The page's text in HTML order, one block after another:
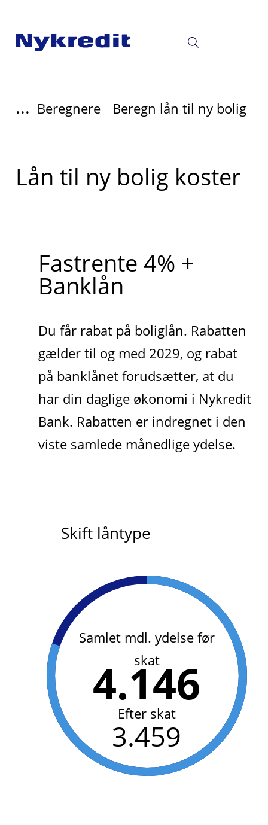
... Beregnere Beregn lån til ny bolig
Lån til ny bolig koster
Fastrente 4% +
Banklån
Du får rabat på boliglån. Rabatten
gælder til og med 2029, og rabat
på banklånet forudsætter, at du
har din daglige økonomi i Nykredit
Bank. Rabatten er indregnet i den
viste samlede månedlige ydelse.
Skift låntype
Samlet mdl. ydelse før
skat
4.146
Efter skat
3.459